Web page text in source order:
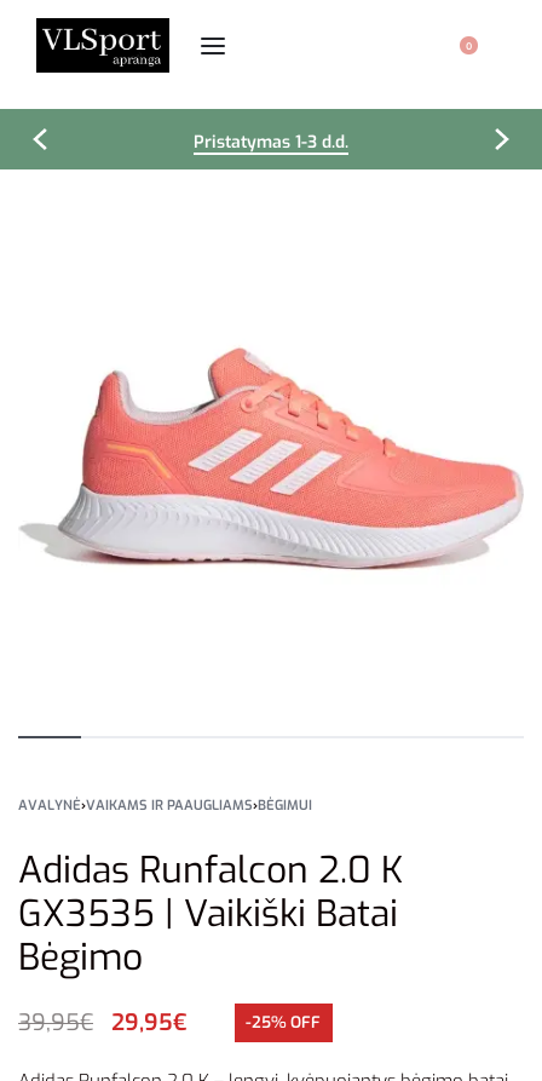
0
Pristatymas 1-3 d.d.
AVALYNĖ›VAIKAMS IR PAAUGLIAMS›BĖGIMUI
Adidas Runfalcon 2.0 K
GX3535 | Vaikiški Batai
Bėgimo
39,95€ 29,95€ -25% OFF